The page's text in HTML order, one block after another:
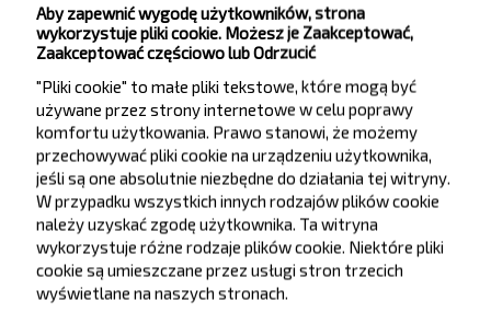
Гагарина ул.
СХТ
Лунинец Ж/Д Ст.
Сосновка
З-д ПЭМ
Aby zapewnić wygodę użytkowników, strona
wykorzystuje pliki cookie. Możesz je Zaakceptować,
Zaakceptować częściowo lub Odrzucić
"Pliki cookie" to małe pliki tekstowe, które mogą być
używane przez strony internetowe w celu poprawy
komfortu użytkowania. Prawo stanowi, że możemy
przechowywać pliki cookie na urządzeniu użytkownika,
jeśli są one absolutnie niezbędne do działania tej witryny.
W przypadku wszystkich innych rodzajów plików cookie
należy uzyskać zgodę użytkownika. Ta witryna
wykorzystuje różne rodzaje plików cookie. Niektóre pliki
cookie są umieszczane przez usługi stron trzecich
wyświetlane na naszych stronach.